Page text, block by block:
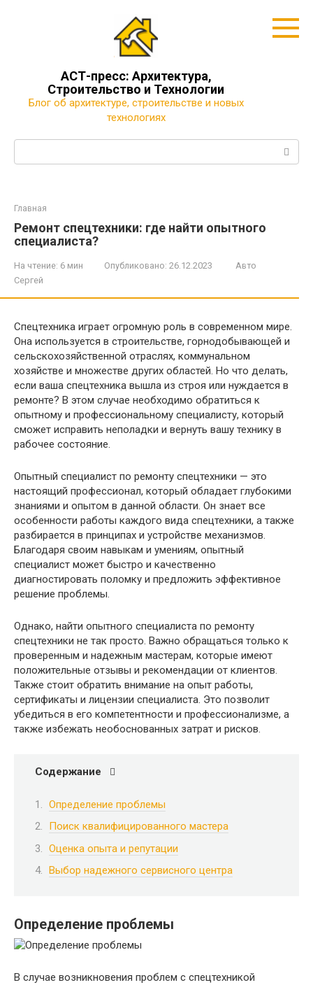
АСТ-пресс: Архитектура,
Строительство и Технологии
Блог об архитектуре, строительстве и новых
технологиях
Главная
Ремонт спецтехники: где найти опытного
специалиста?
На чтение: 6 мин Опубликовано: 26.12.2023
Авто
Сергей
Спецтехника играет огромную роль в современном мире.
Она используется в строительстве, горнодобывающей и
сельскохозяйственной отраслях, коммунальном
хозяйстве и множестве других областей. Но что делать,
если ваша спецтехника вышла из строя или нуждается в
ремонте? В этом случае необходимо обратиться к
опытному и профессиональному специалисту, который
сможет исправить неполадки и вернуть вашу технику в
рабочее состояние.
Опытный специалист по ремонту спецтехники — это
настоящий профессионал, который обладает глубокими
знаниями и опытом в данной области. Он знает все
особенности работы каждого вида спецтехники, а также
разбирается в принципах и устройстве механизмов.
Благодаря своим навыкам и умениям, опытный
специалист может быстро и качественно
диагностировать поломку и предложить эффективное
решение проблемы.
Однако, найти опытного специалиста по ремонту
спецтехники не так просто. Важно обращаться только к
проверенным и надежным мастерам, которые имеют
положительные отзывы и рекомендации от клиентов.
Также стоит обратить внимание на опыт работы,
сертификаты и лицензии специалиста. Это позволит
убедиться в его компетентности и профессионализме, а
также избежать необоснованных затрат и рисков.
Содержание
Определение проблемы
Поиск квалифицированного мастера
Оценка опыта и репутации
Выбор надежного сервисного центра
Определение проблемы
В случае возникновения проблем с спецтехникой